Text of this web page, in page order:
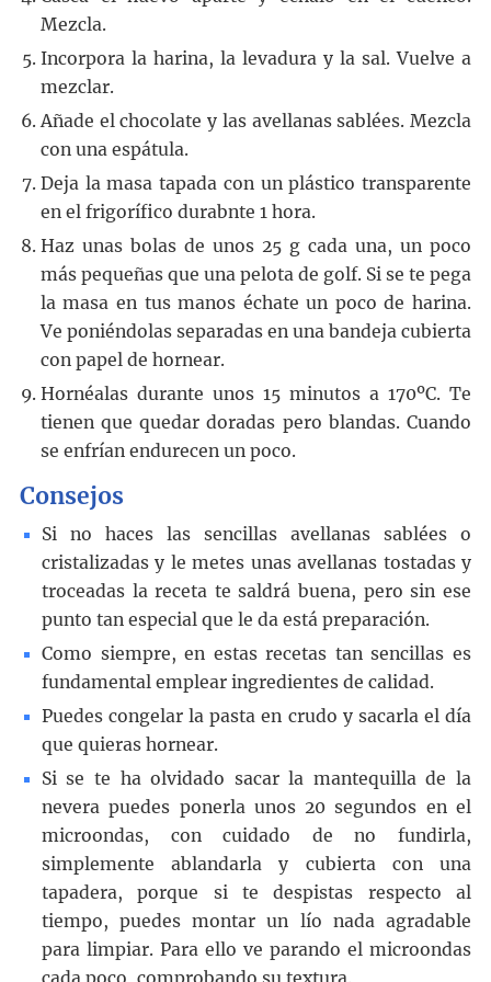
Mezcla.
Incorpora la harina, la levadura y la sal. Vuelve a
mezclar.
Añade el chocolate y las avellanas sablées. Mezcla
con una espátula.
Deja la masa tapada con un plástico transparente
en el frigorífico durabnte 1 hora.
Haz unas bolas de unos 25 g cada una, un poco
más pequeñas que una pelota de golf. Si se te pega
la masa en tus manos échate un poco de harina.
Ve poniéndolas separadas en una bandeja cubierta
con papel de hornear.
Hornéalas durante unos 15 minutos a 170ºC. Te
tienen que quedar doradas pero blandas. Cuando
se enfrían endurecen un poco.
Consejos
Si no haces las sencillas avellanas sablées o
cristalizadas y le metes unas avellanas tostadas y
troceadas la receta te saldrá buena, pero sin ese
punto tan especial que le da está preparación.
Como siempre, en estas recetas tan sencillas es
fundamental emplear ingredientes de calidad.
Puedes congelar la pasta en crudo y sacarla el día
que quieras hornear.
Si se te ha olvidado sacar la mantequilla de la
nevera puedes ponerla unos 20 segundos en el
microondas, con cuidado de no fundirla,
simplemente ablandarla y cubierta con una
tapadera, porque si te despistas respecto al
tiempo, puedes montar un lío nada agradable
para limpiar. Para ello ve parando el microondas